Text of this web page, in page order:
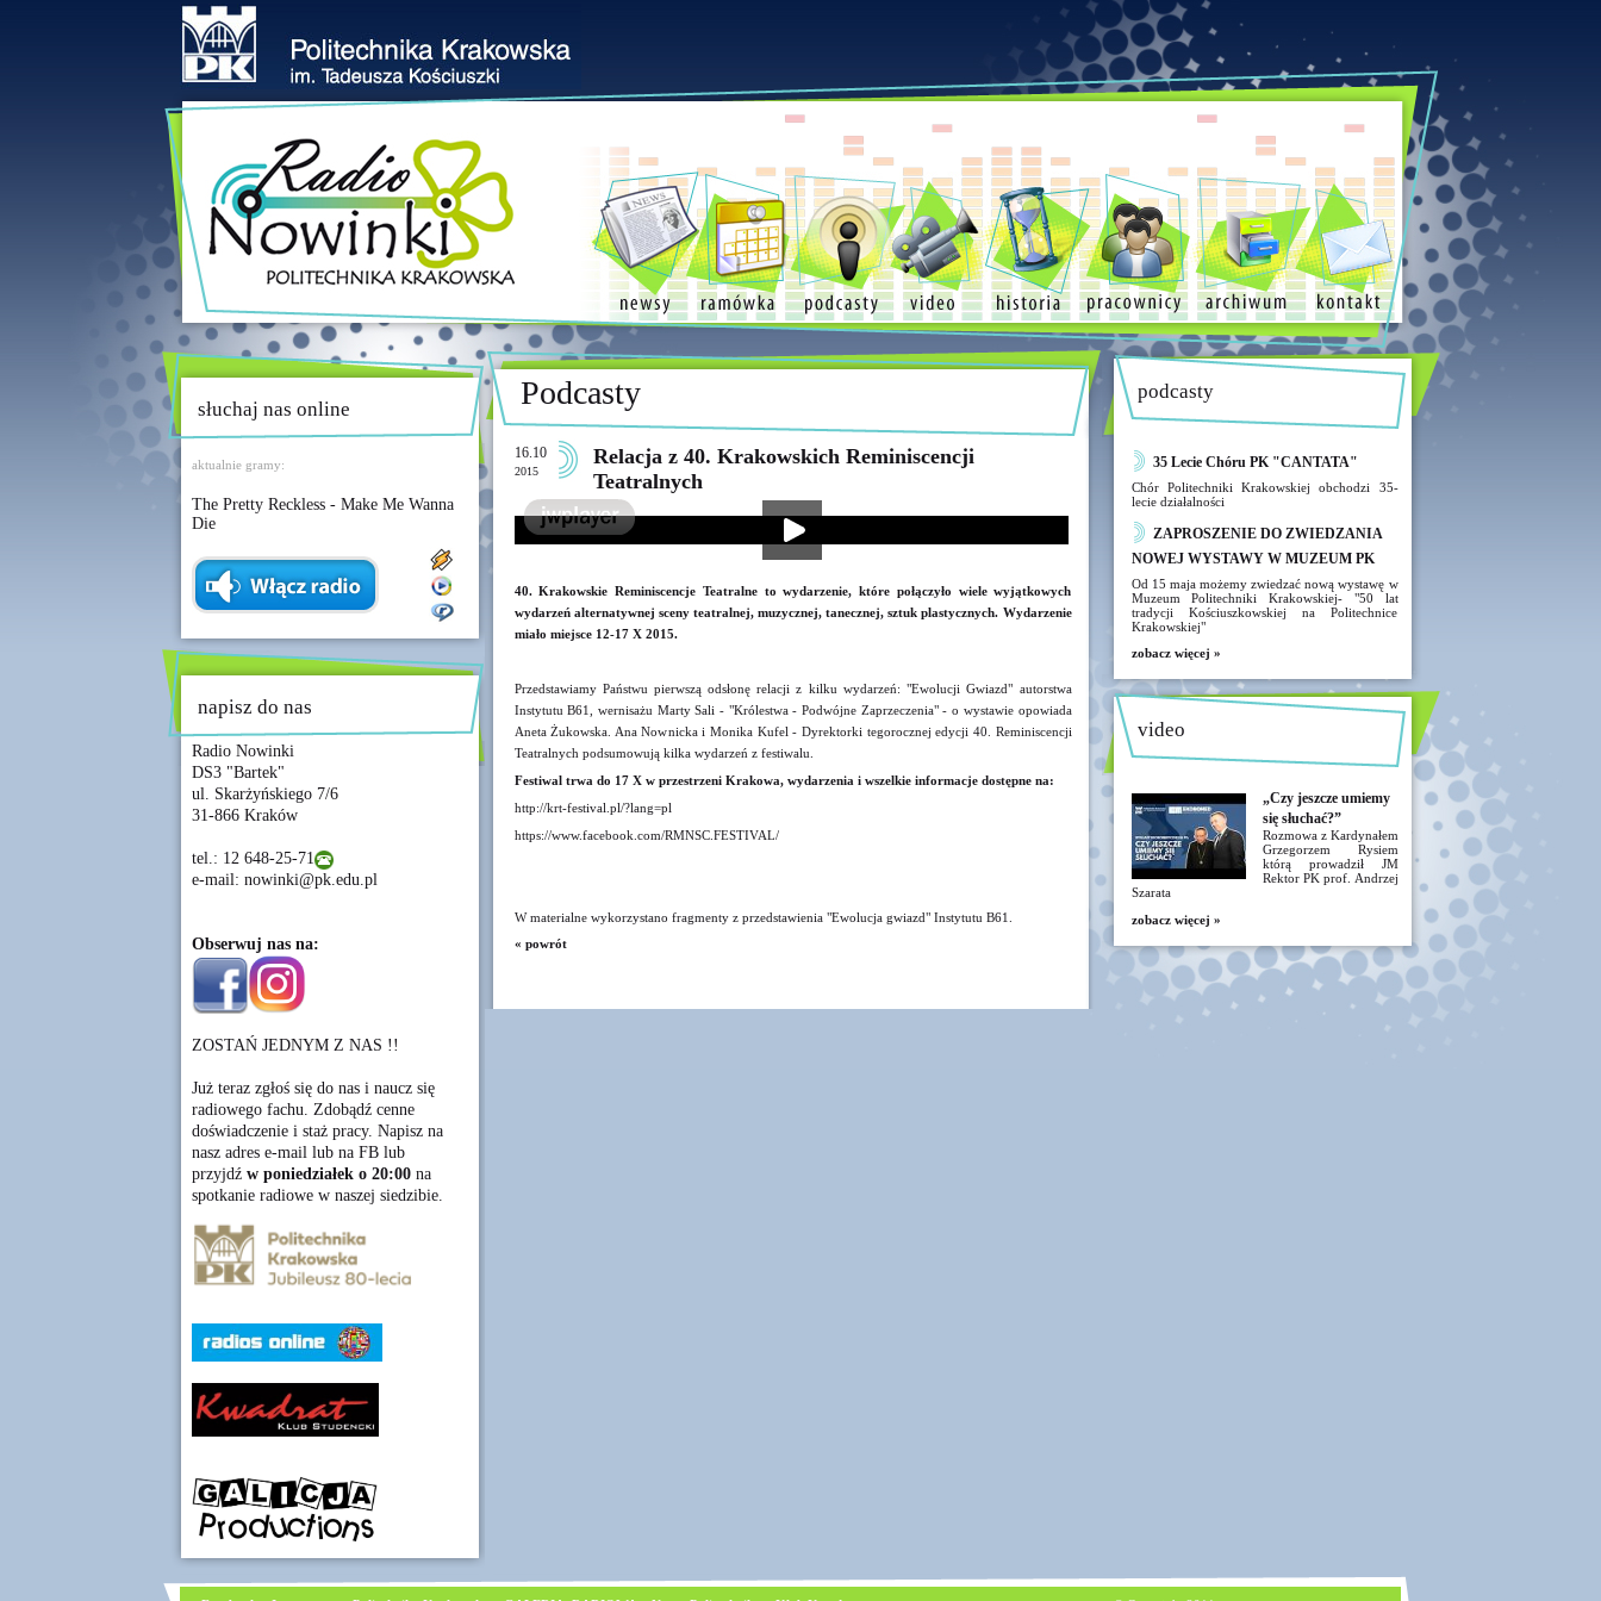
słuchaj nas online
aktualnie gramy:
The Pretty Reckless - Make Me Wanna
Die
napisz do nas
Radio Nowinki
DS3 "Bartek"
ul. Skarżyńskiego 7/6
31-866 Kraków
tel.: 12 648-25-71
e-mail: nowinki@pk.edu.pl
Obserwuj nas na:
ZOSTAŃ JEDNYM Z NAS !!
Już teraz zgłoś się do nas i naucz się
radiowego fachu. Zdobądź cenne
doświadczenie i staż pracy. Napisz na
nasz adres e-mail lub na FB lub
przyjdź w poniedziałek o 20:00na
spotkanie radiowe w naszej siedzibie.
Podcasty
16.10
2015
Relacja z 40. Krakowskich Reminiscencji
Teatralnych
40. Krakowskie Reminiscencje Teatralne to wydarzenie, które połączyło wiele wyjątkowych
wydarzeń alternatywnej sceny teatralnej, muzycznej, tanecznej, sztuk plastycznych. Wydarzenie
miało miejsce 12-17 X 2015.
Przedstawiamy Państwu pierwszą odsłonę relacji z kilku wydarzeń: "Ewolucji Gwiazd" autorstwa
Instytutu B61, wernisażu Marty Sali - "Królestwa - Podwójne Zaprzeczenia" - o wystawie opowiada
Aneta Żukowska. Ana Nownicka i Monika Kufel - Dyrektorki tegorocznej edycji 40. Reminiscencji
Teatralnych podsumowują kilka wydarzeń z festiwalu.
Festiwal trwa do 17 X w przestrzeni Krakowa, wydarzenia i wszelkie informacje dostępne na:
http://krt-festival.pl/?lang=pl
https://www.facebook.com/RMNSC.FESTIVAL/
W materialne wykorzystano fragmenty z przedstawienia "Ewolucja gwiazd" Instytutu B61.
« powrót
podcasty
35 Lecie Chóru PK "CANTATA"
Chór Politechniki Krakowskiej obchodzi 35-
lecie działalności
ZAPROSZENIE DO ZWIEDZANIA
NOWEJ WYSTAWY W MUZEUM PK
Od 15 maja możemy zwiedzać nową wystawę w
Muzeum Politechniki Krakowskiej- "50 lat
tradycji Kościuszkowskiej na Politechnice
Krakowskiej"
zobacz więcej »
video
„Czy jeszcze umiemy
się słuchać?”
Rozmowa z Kardynałem
Grzegorzem Rysiem
którą prowadził JM
Rektor PK prof. Andrzej
Szarata
zobacz więcej »